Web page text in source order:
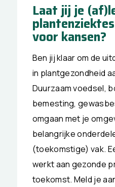
Laat jij je
voor kansen?
Ben jij klaar om de
in plantgezondheid
Duurzaam voedsel,
bemesting,
omgaan met je
belangrijke
(toekomstige) vak.
werkt aan gezonde
toekomst. Meld je